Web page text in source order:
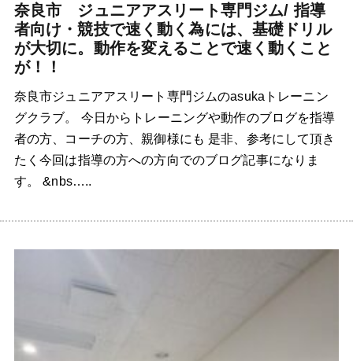
奈良市 ジュニアアスリート専門ジム/ 指導
者向け・競技で速く動く為には、基礎ドリル
が大切に。動作を変えることで速く動くこと
が！！
奈良市ジュニアアスリート専門ジムのasukaトレーニン
グクラブ。 今日からトレーニングや動作のブログを指導
者の方、コーチの方、親御様にも 是非、参考にして頂き
たく今回は指導の方への方向でのブログ記事になりま
す。 &nbs…..